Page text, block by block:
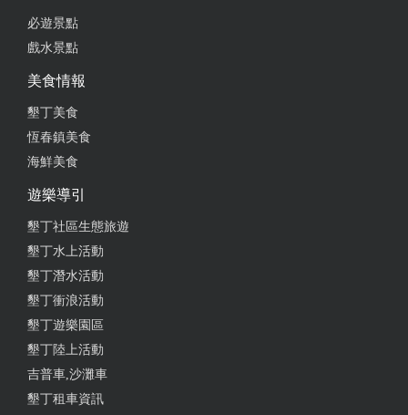
必遊景點
戲水景點
美食情報
墾丁美食
恆春鎮美食
海鮮美食
遊樂導引
墾丁社區生態旅遊
墾丁水上活動
墾丁潛水活動
墾丁衝浪活動
墾丁遊樂園區
墾丁陸上活動
吉普車,沙灘車
墾丁租車資訊